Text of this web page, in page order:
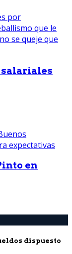
en
dispuesto